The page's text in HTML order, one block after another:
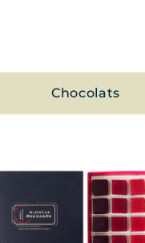
Chocolats